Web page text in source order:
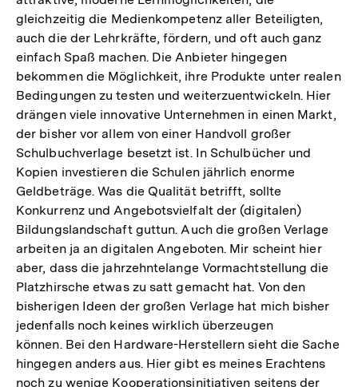
gleichzeitig die Medienkompetenz aller Beteiligten,
auch die der Lehrkräfte, fördern, und oft auch ganz
einfach Spaß machen. Die Anbieter hingegen
bekommen die Möglichkeit, ihre Produkte unter realen
Bedingungen zu testen und weiterzuentwickeln. Hier
drängen viele innovative Unternehmen in einen Markt,
der bisher vor allem von einer Handvoll großer
Schulbuchverlage besetzt ist. In Schulbücher und
Kopien investieren die Schulen jährlich enorme
Geldbeträge. Was die Qualität betrifft, sollte
Konkurrenz und Angebotsvielfalt der (digitalen)
Bildungslandschaft guttun. Auch die großen Verlage
arbeiten ja an digitalen Angeboten. Mir scheint hier
aber, dass die jahrzehntelange Vormachtstellung die
Platzhirsche etwas zu satt gemacht hat. Von den
bisherigen Ideen der großen Verlage hat mich bisher
jedenfalls noch keines wirklich überzeugen
können. Bei den Hardware-Herstellern sieht die Sache
hingegen anders aus. Hier gibt es meines Erachtens
noch zu wenige Kooperationsinitiativen seitens der